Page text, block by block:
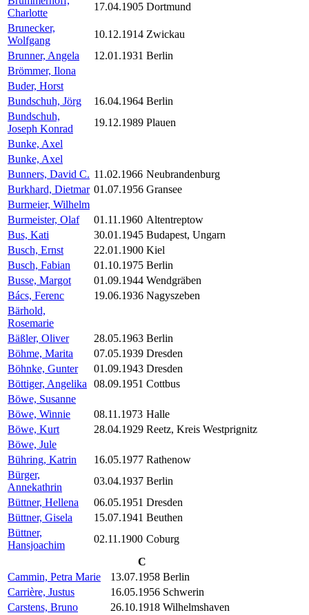
Charlotte
17.04.1905 Dortmund
Brunecker,
Wolfgang
10.12.1914 Zwickau
Brunner, Angela
12.01.1931 Berlin
Brömmer, Ilona
Buder, Horst
Bundschuh, Jörg
16.04.1964 Berlin
Bundschuh,
Joseph Konrad
19.12.1989 Plauen
Bunke, Axel
Bunke, Axel
Bunners, David C. 11.02.1966 Neubrandenburg
Burkhard, Dietmar 01.07.1956 Gransee
Burmeier, Wilhelm
Burmeister, Olaf
01.11.1960 Altentreptow
Bus, Kati
30.01.1945 Budapest, Ungarn
Busch, Ernst
22.01.1900 Kiel
Busch, Fabian
01.10.1975 Berlin
Busse, Margot
01.09.1944 Wendgräben
Bács, Ferenc
19.06.1936 Nagyszeben
Bärhold,
Rosemarie
Bäßler, Oliver
28.05.1963 Berlin
Böhme, Marita
07.05.1939 Dresden
Böhnke, Gunter
01.09.1943 Dresden
Böttiger, Angelika
08.09.1951 Cottbus
Böwe, Susanne
Böwe, Winnie
08.11.1973 Halle
Böwe, Kurt
28.04.1929 Reetz, Kreis Westprignitz
Böwe, Jule
Bühring, Katrin
16.05.1977 Rathenow
Bürger,
Annekathrin
03.04.1937 Berlin
Büttner, Hellena
06.05.1951 Dresden
Büttner, Gisela
15.07.1941 Beuthen
Büttner,
Hansjoachim
02.11.1900 Coburg
C
Cammin, Petra Marie
13.07.1958 Berlin
Carrière, Justus
16.05.1956 Schwerin
Carstens, Bruno
26.10.1918 Wilhelmshaven